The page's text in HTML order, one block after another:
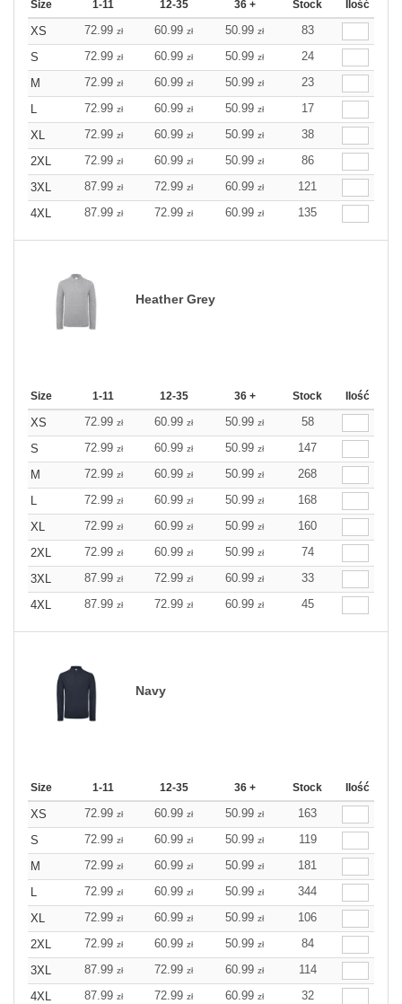
Size 1-11 12-35 36 + Stock Ilość
XS 72.99 zł 60.99 zł 50.99 zł
83
S
72.99 zł 60.99 zł 50.99 zł
24
M
72.99 zł 60.99 zł 50.99 zł
23
L
72.99 zł 60.99 zł 50.99 zł
17
XL
72.99 zł 60.99 zł 50.99 zł
38
2XL
72.99 zł 60.99 zł 50.99 zł
86
3XL
87.99 zł 72.99 zł 60.99 zł
121
4XL
87.99 zł 72.99 zł 60.99 zł 135
Heather Grey
Size 1-11 12-35 36 + Stock Ilość
XS 72.99 zł 60.99 zł 50.99 zł
58
S
72.99 zł 60.99 zł 50.99 zł
147
M
72.99 zł 60.99 zł 50.99 zł
268
L
72.99 zł 60.99 zł 50.99 zł
168
XL
72.99 zł 60.99 zł 50.99 zł
160
2XL
72.99 zł 60.99 zł 50.99 zł
74
3XL
87.99 zł 72.99 zł 60.99 zł
33
4XL
87.99 zł 72.99 zł 60.99 zł 45
Navy
Size 1-11 12-35 36 + Stock Ilość
XS 72.99 zł 60.99 zł 50.99 zł
163
S
72.99 zł 60.99 zł 50.99 zł
119
M
72.99 zł 60.99 zł 50.99 zł
181
L
72.99 zł 60.99 zł 50.99 zł
344
XL
72.99 zł 60.99 zł 50.99 zł
106
2XL
72.99 zł 60.99 zł 50.99 zł
84
3XL
87.99 zł 72.99 zł 60.99 zł
114
4XL
87.99 zł 72.99 zł 60.99 zł 32